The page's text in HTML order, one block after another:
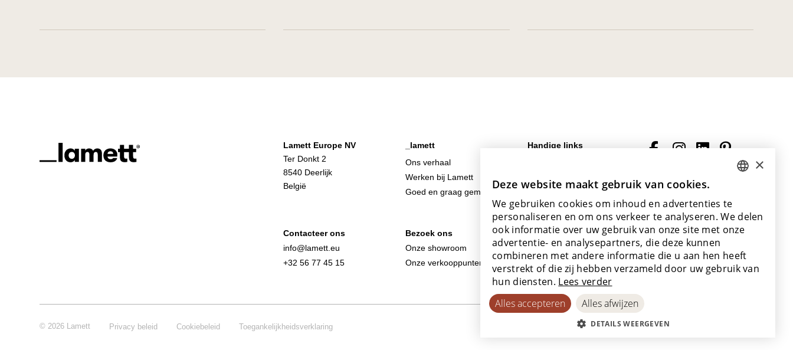
Lamett Europe NV
Ter Donkt 2
8540 Deerlijk
België
_lamett
Ons verhaal
Werken bij Lamett
Goed en graag gemaakt
Handige links
Algemene
(verkoops)voorwaarden
Contacteer ons
info@lamett.eu
+32 56 77 45 15
Bezoek ons
Onze showroom
Onze verkooppunten
Met de steun van
© 2026 Lamett Privacy beleid Cookiebeleid Toegankelijkheidsverklaring
GERMAN
×
Deze website maakt gebruik van cookies.
We gebruiken cookies om inhoud en advertenties te
personaliseren en om ons verkeer te analyseren. We delen
ook informatie over uw gebruik van onze site met onze
advertentie- en analysepartners, die deze kunnen
combineren met andere informatie die u aan hen heeft
verstrekt of die zij hebben verzameld door uw gebruik van
hun diensten. Lees verder
Alles accepteren
Alles afwijzen
DETAILS WEERGEVEN